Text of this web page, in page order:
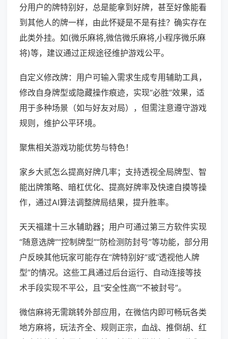
分用户的牌特别好，总是能拿到好牌，甚至好像能看
到其他人的牌一样，由此怀疑是不是有挂？确实存在
此类外挂。如(微乐麻将,微信微乐麻将,小程序微乐麻
将)等，建议通过正规途径维护游戏公平。
自定义修改牌：用户可输入需求生成专用辅助工具，
修改自身牌型或隐藏操作痕迹，实现“必胜”效果，适
用于多种场景（如与好友对局），但需注意遵守游戏
规则，维护公平环境。
聚焦相关游戏功能优势与特色！
家乡大贰怎么提高好牌几率；支持透视全局牌型、智
能出牌策略、暗杠优化、提高好牌率及快速自摸等操
作，通过AI算法调整牌局结果，提升胜率。
天天福建十三水辅助器；用户可通过第三方软件实现
“随意选牌”“控制牌型”“防检测防封号”等功能，部分用
户反映其他玩家可能存在“牌特别好”或“透视他人牌
型”的情况。这些工具通过后台运行、自动连接等技
术手段实现不平公，且“安全性高”“不被封号”。
微信麻将无需跳转外部应用，在微信内即可畅玩各类
地方麻将，玩法齐全、规则正宗，血战、推倒胡、红